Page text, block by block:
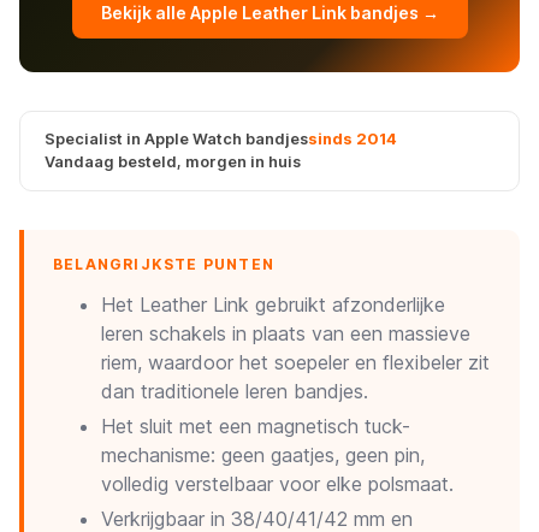
Bekijk alle Apple Leather Link bandjes →
Specialist in Apple Watch bandjessinds 2014
Vandaag besteld, morgen in huis
BELANGRIJKSTE PUNTEN
Het Leather Link gebruikt afzonderlijke
leren schakels in plaats van een massieve
riem, waardoor het soepeler en flexibeler zit
dan traditionele leren bandjes.
Het sluit met een magnetisch tuck-
mechanisme: geen gaatjes, geen pin,
volledig verstelbaar voor elke polsmaat.
Verkrijgbaar in 38/40/41/42 mm en